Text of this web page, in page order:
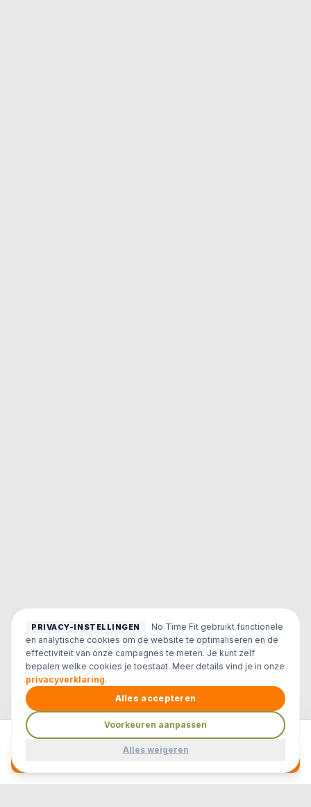
PRIVACY-INSTELLINGEN
No Time Fit gebruikt functionele
en analytische cookies om de website te optimaliseren en de
effectiviteit van onze campagnes te meten. Je kunt zelf
bepalen welke cookies je toestaat. Meer details vind je in onze
privacyverklaring.
Alles weigeren
Voorkeuren aanpassen
Alles accepteren
Gratis Proeftraining Aanvragen